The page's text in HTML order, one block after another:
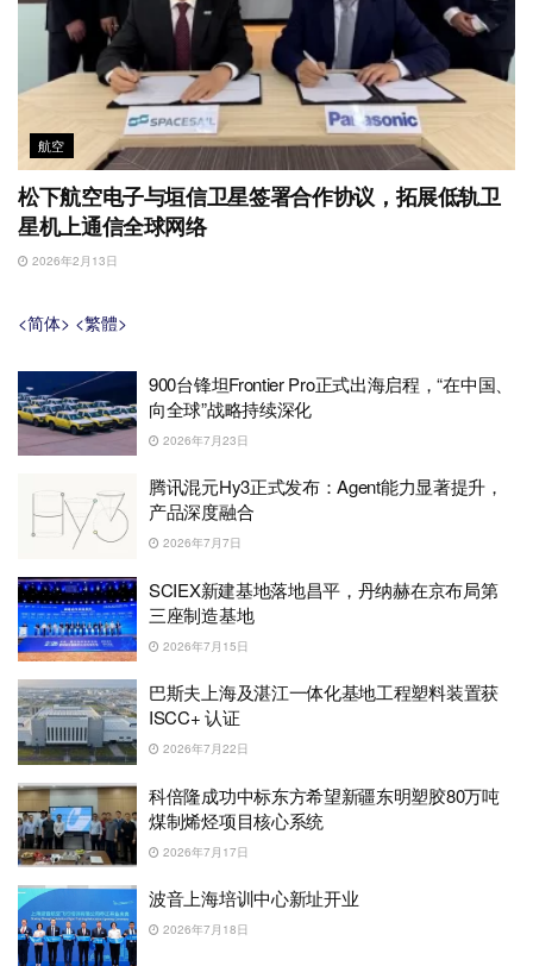
航空
松下航空电子与垣信卫星签署合作协议，拓展低轨卫
星机上通信全球网络
2026年2月13日
<简体> <繁體>
900台锋坦Frontier Pro正式出海启程，“在中国、
向全球”战略持续深化
2026年7月23日
腾讯混元Hy3正式发布：Agent能力显著提升，
产品深度融合
2026年7月7日
SCIEX新建基地落地昌平，丹纳赫在京布局第
三座制造基地
2026年7月15日
巴斯夫上海及湛江一体化基地工程塑料装置获
ISCC+ 认证
2026年7月22日
科倍隆成功中标东方希望新疆东明塑胶80万吨
煤制烯烃项目核心系统
2026年7月17日
波音上海培训中心新址开业
2026年7月18日